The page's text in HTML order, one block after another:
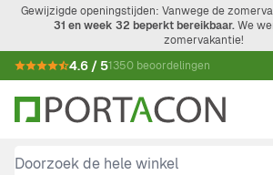
Ga naar de inhoud
Gewijzigde openingstijden: Vanwege de
31 en week 32 beperkt bereikbaar.We
zomervakantie!
4.6 / 51350 beoordelingen
Doorzoek de hele winkel